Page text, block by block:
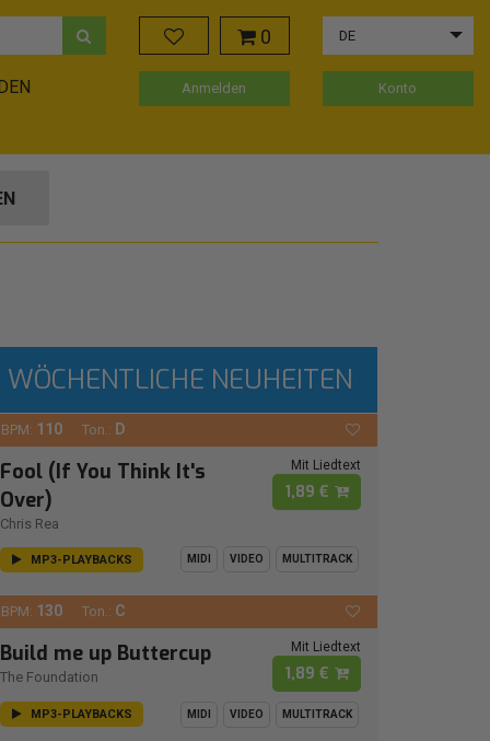
0 DE
Anmelden Konto
WÖCHENTLICHE NEUHEITEN
BPM: 110 Ton.: D
Fool (If You Think It's
Over)
Chris Rea
Mit Liedtext
1,89 €
MP3-PLAYBACKS MIDI VIDEO MULTITRACK
BPM: 130 Ton.: C
Build me up Buttercup
The Foundation
Mit Liedtext
1,89 €
MP3-PLAYBACKS MIDI VIDEO MULTITRACK